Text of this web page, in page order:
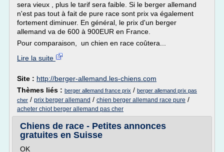
sera vieux , plus le tarif sera faible. Si le berger allemand
n'est pas tout à fait de pure race sont prix va également
fortement diminuer. En général, le prix d'un berger
allemand va de 600 à 900EUR en France.
Pour comparaison, un chien en race coûtera...
Lire la suite
Site : http://berger-allemand.les-chiens.com
Thèmes liés : berger allemand france prix / berger allemand prix pas
cher / prix berger allemand / chien berger allemand race pure /
acheter chiot berger allemand pas cher
Chiens de race - Petites annonces
gratuites en Suisse
OK